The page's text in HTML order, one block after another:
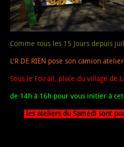
Comme tous les 15 Jours depuis
L'R DE RIEN pose son camion
Sous le Foirail, place du village de
de 14h à 16h pour vous initier à
les ateliers du Samedi sont